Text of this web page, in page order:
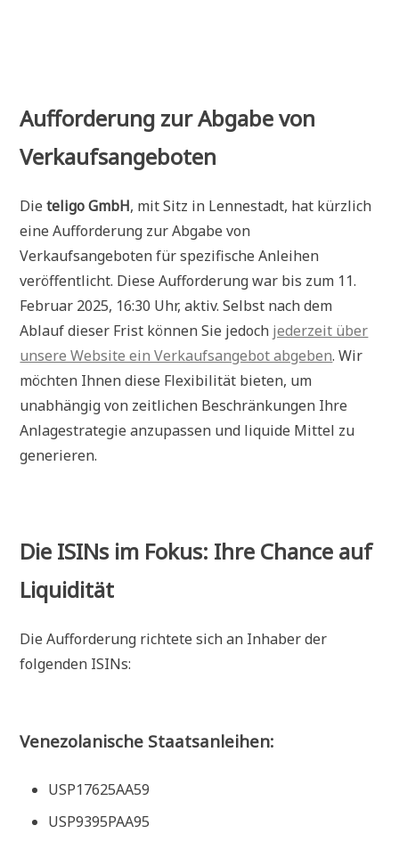
Aufforderung zur Abgabe von
Verkaufsangeboten
Dieteligo GmbH, mit Sitz in Lennestadt, hat kürzlich
eine Aufforderung zur Abgabe von
Verkaufsangeboten für spezifische Anleihen
veröffentlicht. Diese Aufforderung war bis zum 11.
Februar 2025, 16:30 Uhr, aktiv. Selbst nach dem
Ablauf dieser Frist können Sie jedoch jederzeit über
unsere Website ein Verkaufsangebot abgeben. Wir
möchten Ihnen diese Flexibilität bieten, um
unabhängig von zeitlichen Beschränkungen Ihre
Anlagestrategie anzupassen und liquide Mittel zu
generieren.
Die ISINs im Fokus: Ihre Chance auf
Liquidität
Die Aufforderung richtete sich an Inhaber der
folgenden ISINs:
Venezolanische Staatsanleihen:
USP17625AA59
USP9395PAA95